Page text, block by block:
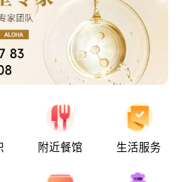
附近餐馆 生活服务